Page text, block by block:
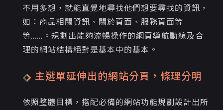
不用多想，就能直覺地尋找他們想要尋找的資訊，
如：商品相關資訊、關於頁面、服務頁面等
等......。 規劃出能夠流暢操作的網頁導航動線及合
理的網站結構 絕對是基本中的基本。
主選單延伸出的網站分頁，條理分明
依照整體目標，搭配必備的網站功能規劃設計出所